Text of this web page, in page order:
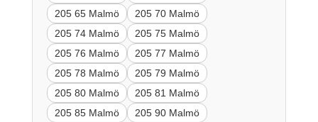
205 65 Malmö
205 70 Malmö
205 74 Malmö
205 75 Malmö
205 76 Malmö
205 77 Malmö
205 78 Malmö
205 79 Malmö
205 80 Malmö
205 81 Malmö
205 85 Malmö
205 90 Malmö